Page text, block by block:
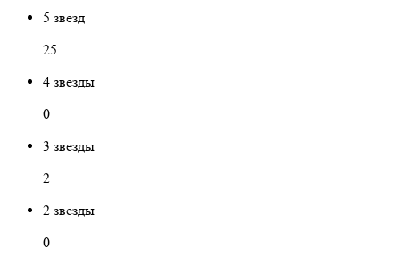
5 звезд
25
4 звезды
0
3 звезды
2
2 звезды
0